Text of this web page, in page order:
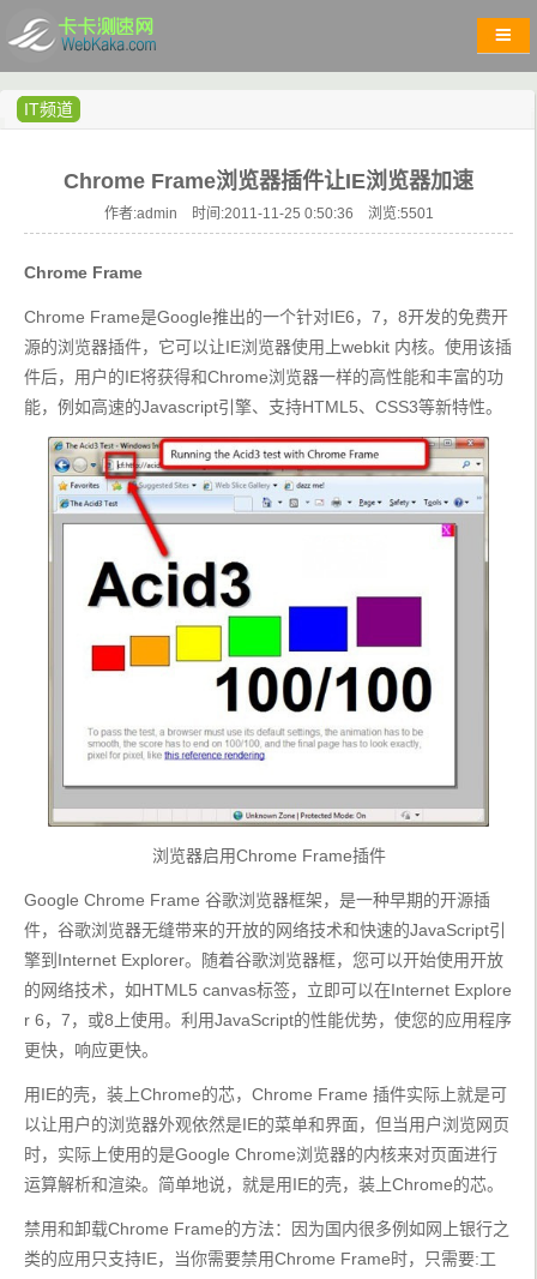
IT频道
Chrome Frame浏览器插件让IE浏览器加速
作者:admin 时间:2011-11-25 0:50:36 浏览:5501
Chrome Frame
Chrome Frame是Google推出的一个针对IE6，7，8开发的免费开
源的浏览器插件，它可以让IE浏览器使用上webkit 内核。使用该插
件后，用户的IE将获得和Chrome浏览器一样的高性能和丰富的功
能，例如高速的Javascript引擎、支持HTML5、CSS3等新特性。
浏览器启用Chrome Frame插件
Google Chrome Frame 谷歌浏览器框架，是一种早期的开源插
件，谷歌浏览器无缝带来的开放的网络技术和快速的JavaScript引
擎到Internet Explorer。随着谷歌浏览器框，您可以开始使用开放
的网络技术，如HTML5 canvas标签，立即可以在Internet Explore
r 6，7，或8上使用。利用JavaScript的性能优势，使您的应用程序
更快，响应更快。
用IE的壳，装上Chrome的芯，Chrome Frame 插件实际上就是可
以让用户的浏览器外观依然是IE的菜单和界面，但当用户浏览网页
时，实际上使用的是Google Chrome浏览器的内核来对页面进行
运算解析和渲染。简单地说，就是用IE的壳，装上Chrome的芯。
禁用和卸载Chrome Frame的方法：因为国内很多例如网上银行之
类的应用只支持IE，当你需要禁用Chrome Frame时，只需要:工